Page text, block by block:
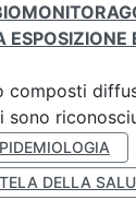
composti
sono
DELLA